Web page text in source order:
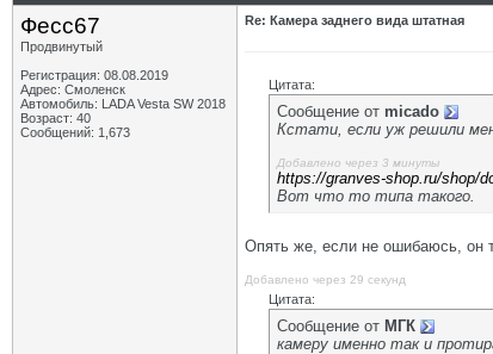
Фесс67
Продвинутый
Регистрация: 08.08.2019
Адрес: Смоленск
Автомобиль: LADA Vesta SW 2018
Возраст: 40
Сообщений: 1,673
Re: Камера заднего вида штатная
Цитата:
Сообщение от micado
Кстати, если уж решили
Добавлено через 3 минуты
https://granves-shop.ru/shop/
Вот что то типа такого.
Опять же, если не ошибаюсь, он
Добавлено через 29 секунд
Цитата:
Сообщение от МГК
камеру именно так и